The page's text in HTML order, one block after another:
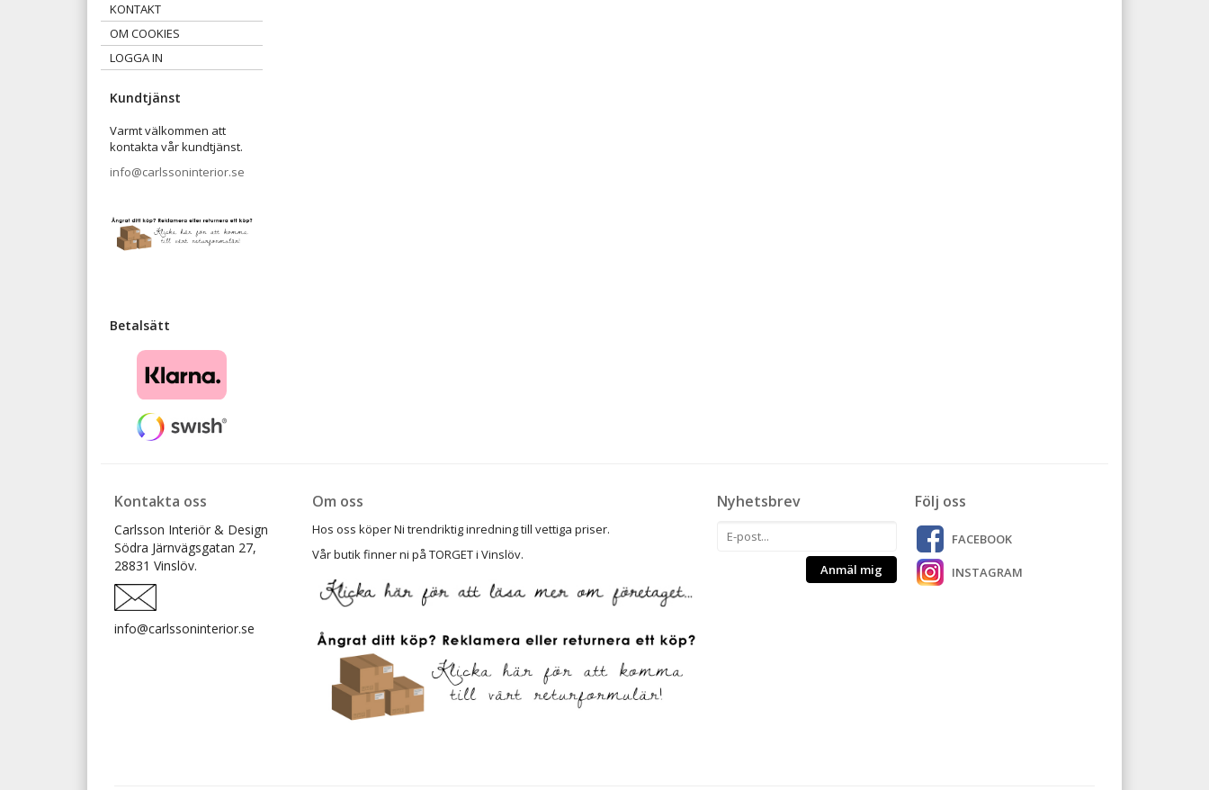
KONTAKT
OM COOKIES
LOGGA IN
Kundtjänst
Varmt välkommen att
kontakta vår kundtjänst.
info@carlssoninterior.se
Betalsätt
Kontakta oss
Carlsson Interiör & Design
Södra Järnvägsgatan 27,
28831 Vinslöv.
info@carlssoninterior.se
Följ oss
FACEBOOK
INSTAGRAM
Nyhetsbrev
Anmäl mig
Om oss
Hos oss köper Ni trendriktig inredning till vettiga priser.
Vår butik finner ni på TORGET i Vinslöv.